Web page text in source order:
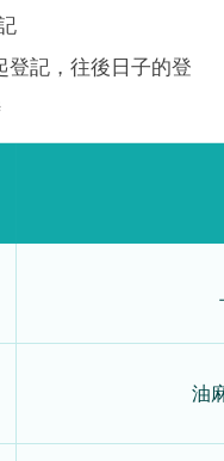
登記，往後日子的登
油